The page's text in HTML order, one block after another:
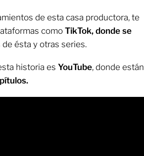
de esta casa productora, te
como TikTok, donde se
ésta y otras series.
historia es YouTube, donde están